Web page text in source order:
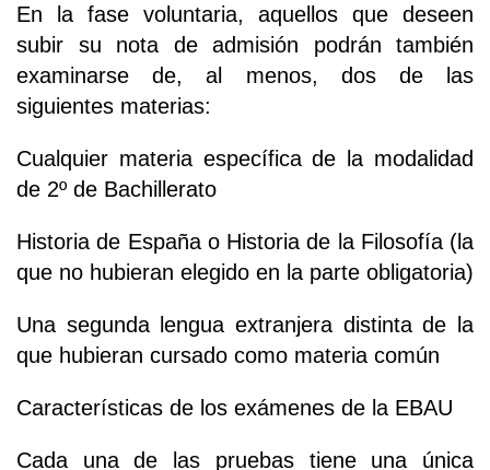
En la fase voluntaria, aquellos que deseen
subir su nota de admisión podrán también
examinarse de, al menos, dos de las
siguientes materias:
Cualquier materia específica de la modalidad
de 2º de Bachillerato
Historia de España o Historia de la Filosofía (la
que no hubieran elegido en la parte obligatoria)
Una segunda lengua extranjera distinta de la
que hubieran cursado como materia común
Características de los exámenes de la EBAU
Cada una de las pruebas tiene una única